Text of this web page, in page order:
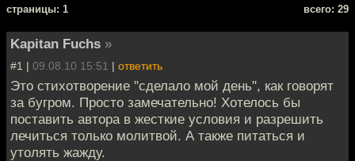
cтраницы: 1 всего: 29
Kapitan Fuchs »
#1 | 09.08.10 15:51 | ответить
Это стихотворение "сделало мой день", как говорят
за бугром. Просто замечательно! Хотелось бы
поставить автора в жесткие условия и разрешить
лечиться только молитвой. А также питаться и
утолять жажду.